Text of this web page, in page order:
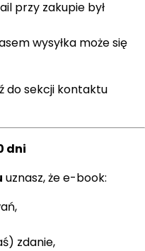
przy zakupie był
wysyłka może się
do sekcji kontaktu
dni
uznasz, że e-book:
zdanie,